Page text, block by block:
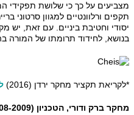
מצביעים על כך כי שלושת תפקידי
תקפים ורלוונטיים למגוון סרטוני
יסודי וחטיבת ביניים. עם זאת, יש
בנושא, לחידוד תרומתו של המורה
*לקריאת תקציר מחקר ירדן (2016)
מחקר ברק ודורי, הטכניון (2008-2009)